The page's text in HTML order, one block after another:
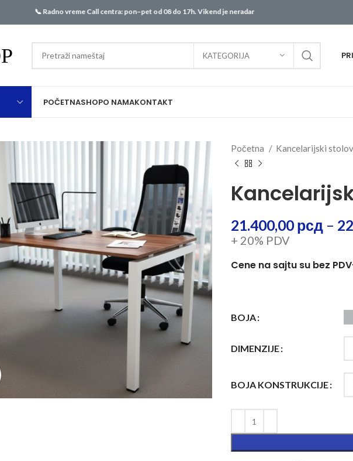
📞 Radno vreme Call centra: pon–pet od 08 do 17h. Vikend je neradan – sve porudžbine biće obrađene od
KATEGORIJA
POČETNASHOPO NAMAKONTAKT
Klik za uvećanje
Početna Kancelarijski
21.400,00рсд –
+ 20% PDV
Cene na sajtu su bez
BOJA
DIMENZIJE
BOJA KONSTRUKCIJE